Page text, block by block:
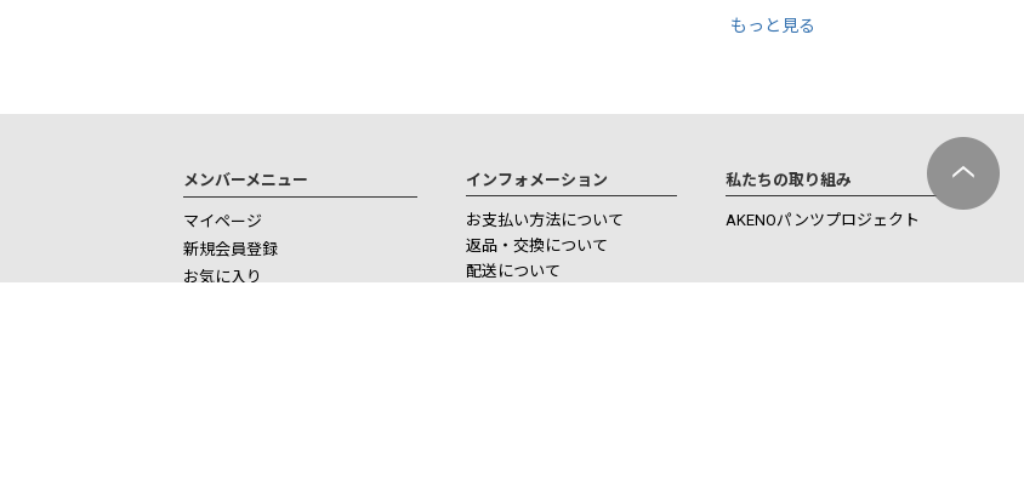
もっと見る
メンバーメニュー
マイページ
新規会員登録
お気に入り
インフォメーション
お支払い方法について
返品・交換について
配送について
私たちの取り組み
AKENOパンツプロジェクト